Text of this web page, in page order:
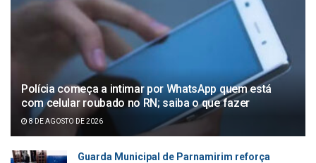
Polícia começa a intimar por WhatsApp quem está
com celular roubado no RN; saiba o que fazer
8 DE AGOSTO DE 2026
Guarda Municipal de Parnamirim reforça